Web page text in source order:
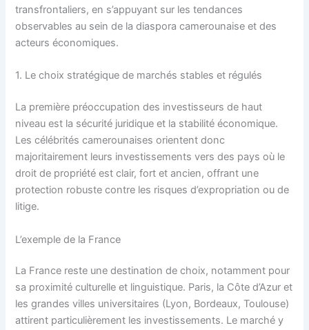
transfrontaliers, en s’appuyant sur les tendances
observables au sein de la diaspora camerounaise et des
acteurs économiques.
1. Le choix stratégique de marchés stables et régulés
La première préoccupation des investisseurs de haut
niveau est la sécurité juridique et la stabilité économique.
Les célébrités camerounaises orientent donc
majoritairement leurs investissements vers des pays où le
droit de propriété est clair, fort et ancien, offrant une
protection robuste contre les risques d’expropriation ou de
litige.
L’exemple de la France
La France reste une destination de choix, notamment pour
sa proximité culturelle et linguistique. Paris, la Côte d’Azur et
les grandes villes universitaires (Lyon, Bordeaux, Toulouse)
attirent particulièrement les investissements. Le marché y